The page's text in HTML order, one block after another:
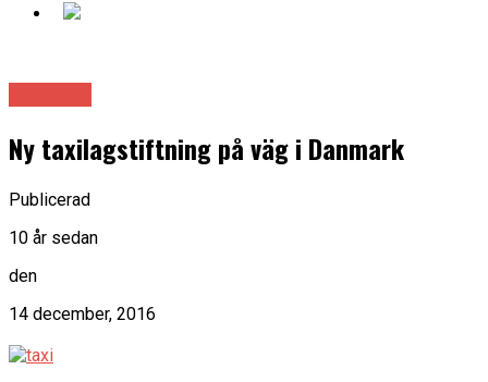
Ny taxilagstiftning på väg i Danmark
Publicerad
10 år sedan
den
14 december, 2016